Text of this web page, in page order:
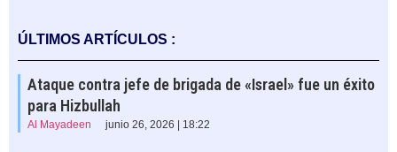
ÚLTIMOS ARTÍCULOS :
Ataque contra jefe de brigada de «Israel» fue un éxito
para Hizbullah
Al Mayadeen junio 26, 2026 | 18:22